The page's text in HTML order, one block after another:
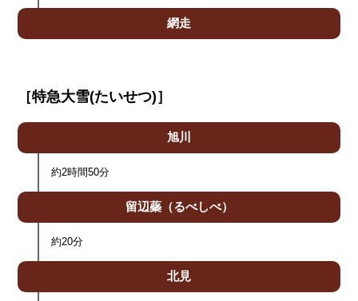
網走
［特急大雪(たいせつ)］
旭川
約2時間50分
留辺蘂（るべしべ）
約20分
北見